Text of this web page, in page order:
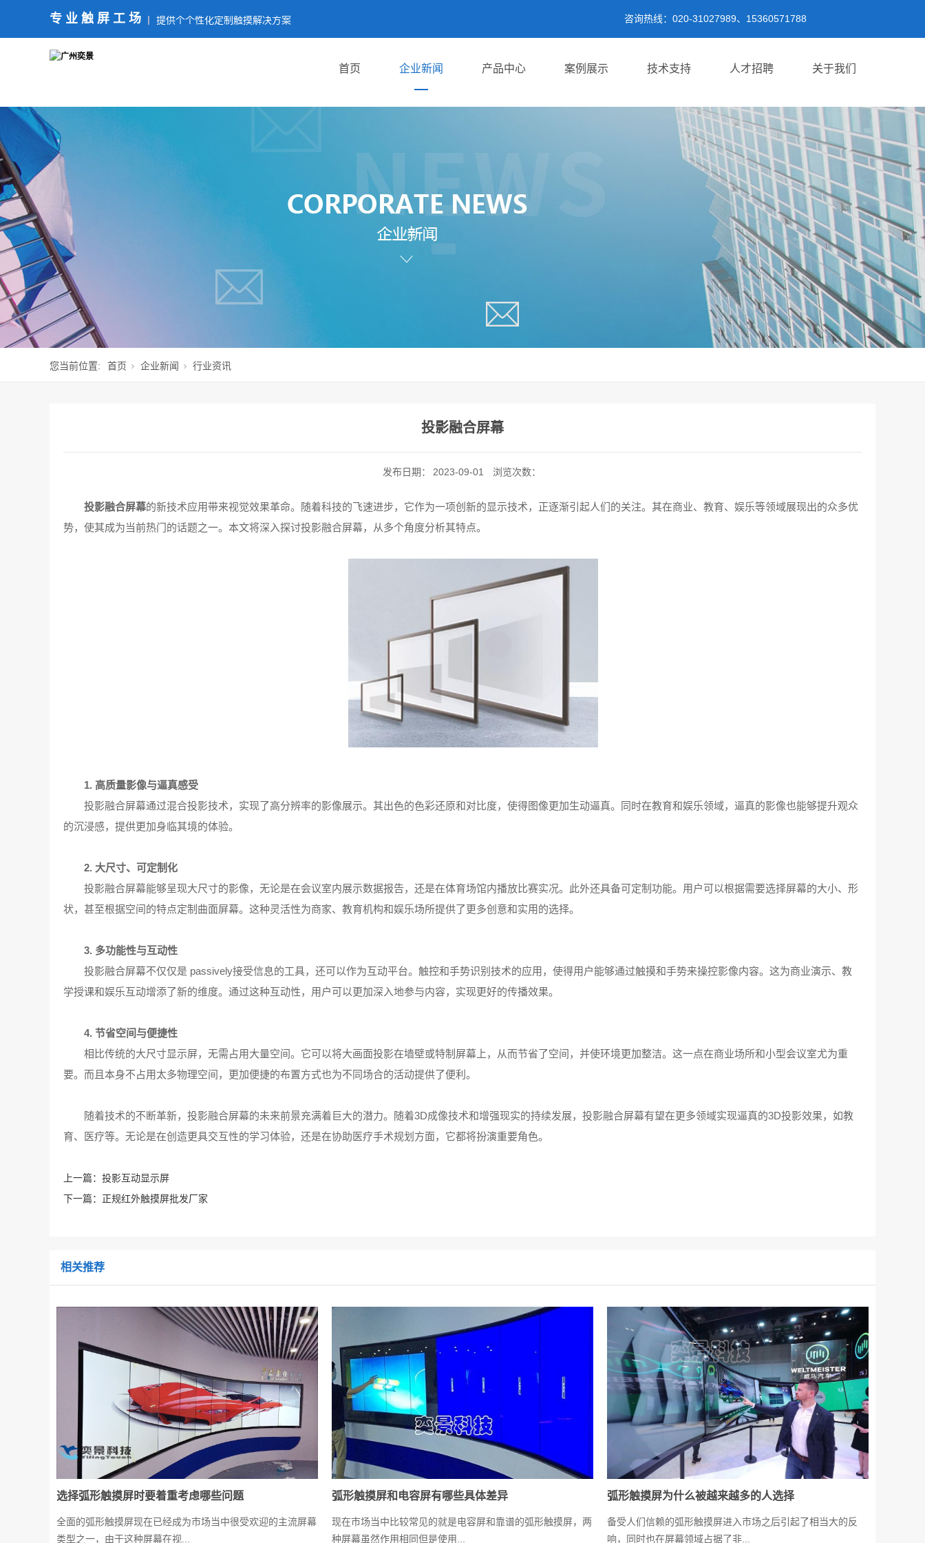
专业触屏工场 提供个个性化定制触摸解决方案 咨询热线：020-31027989、15360571788
首页 企业新闻 产品中心 案例展示 技术支持 人才招聘 关于我们
您当前位置: 首页 企业新闻 行业资讯
投影融合屏幕
发布日期： 2023-09-01 浏览次数：
投影融合屏幕的新技术应用带来视觉效果革命。随着科技的飞速进步，它作为一项创新的显示技术，正逐渐引起人们的关注。其在商业、教育、娱乐等领域展现出的众多优
势，使其成为当前热门的话题之一。本文将深入探讨投影融合屏幕，从多个角度分析其特点。
1. 高质量影像与逼真感受
投影融合屏幕通过混合投影技术，实现了高分辨率的影像展示。其出色的色彩还原和对比度，使得图像更加生动逼真。同时在教育和娱乐领域，逼真的影像也能够提升观众
的沉浸感，提供更加身临其境的体验。
2. 大尺寸、可定制化
投影融合屏幕能够呈现大尺寸的影像，无论是在会议室内展示数据报告，还是在体育场馆内播放比赛实况。此外还具备可定制功能。用户可以根据需要选择屏幕的大小、形
状，甚至根据空间的特点定制曲面屏幕。这种灵活性为商家、教育机构和娱乐场所提供了更多创意和实用的选择。
3. 多功能性与互动性
投影融合屏幕不仅仅是 passively接受信息的工具，还可以作为互动平台。触控和手势识别技术的应用，使得用户能够通过触摸和手势来操控影像内容。这为商业演示、教
学授课和娱乐互动增添了新的维度。通过这种互动性，用户可以更加深入地参与内容，实现更好的传播效果。
4. 节省空间与便捷性
相比传统的大尺寸显示屏，无需占用大量空间。它可以将大画面投影在墙壁或特制屏幕上，从而节省了空间，并使环境更加整洁。这一点在商业场所和小型会议室尤为重
要。而且本身不占用太多物理空间，更加便捷的布置方式也为不同场合的活动提供了便利。
随着技术的不断革新，投影融合屏幕的未来前景充满着巨大的潜力。随着3D成像技术和增强现实的持续发展，投影融合屏幕有望在更多领域实现逼真的3D投影效果，如教
育、医疗等。无论是在创造更具交互性的学习体验，还是在协助医疗手术规划方面，它都将扮演重要角色。
上一篇： 投影互动显示屏
下一篇： 正规红外触摸屏批发厂家
相关推荐
选择弧形触摸屏时要着重考虑哪些问题
全面的弧形触摸屏现在已经成为市场当中很受欢迎的主流屏幕
类型之一，由于这种屏幕在视...
弧形触摸屏和电容屏有哪些具体差异
现在市场当中比较常见的就是电容屏和靠谱的弧形触摸屏，两
种屏幕虽然作用相同但是使用...
弧形触摸屏为什么被越来越多的人选择
备受人们信赖的弧形触摸屏进入市场之后引起了相当大的反
响，同时也在屏幕领域占据了非...